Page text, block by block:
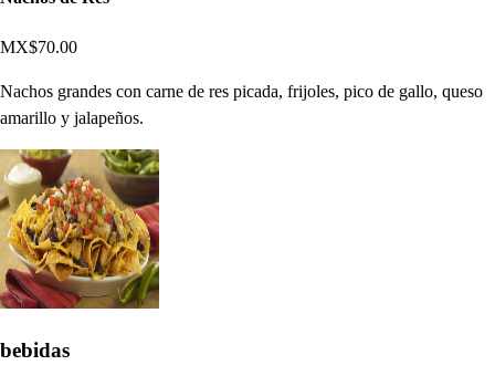
MX$70.00
Nachos grandes con carne de res picada, frijoles, pico de gallo, queso
amarillo y jalapeños.
bebidas